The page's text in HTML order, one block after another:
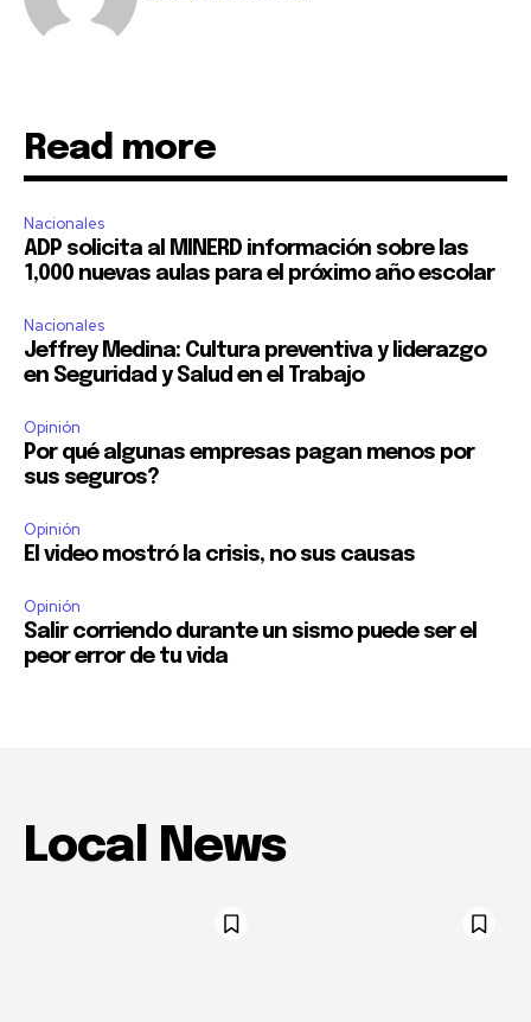
Read more
Nacionales
ADP solicita al MINERD información sobre las
1,000 nuevas aulas para el próximo año escolar
Nacionales
Jeffrey Medina: Cultura preventiva y liderazgo
en Seguridad y Salud en el Trabajo
Opinión
Por qué algunas empresas pagan menos por
sus seguros?
Opinión
El video mostró la crisis, no sus causas
Opinión
Salir corriendo durante un sismo puede ser el
peor error de tu vida
Local News